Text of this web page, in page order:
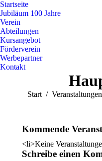
Startseite
Jubiläum 100 Jahre
Verein
Abteilungen
Kursangebot
Förderverein
Werbepartner
Kontakt
Sie befinden sich hier:
Start Veranstaltungen
Kommende
<li>Keine
Schreibe einen